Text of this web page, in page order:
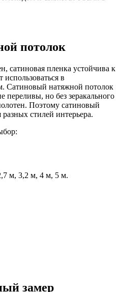
потолок
сатиновая пленка устойчива к
в
Сатиновый натяжной потолок
переливы, но без зеракального
Поэтому сатиновый
стилей интерьера.
м, 3,2 м, 4 м, 5 м.
замер